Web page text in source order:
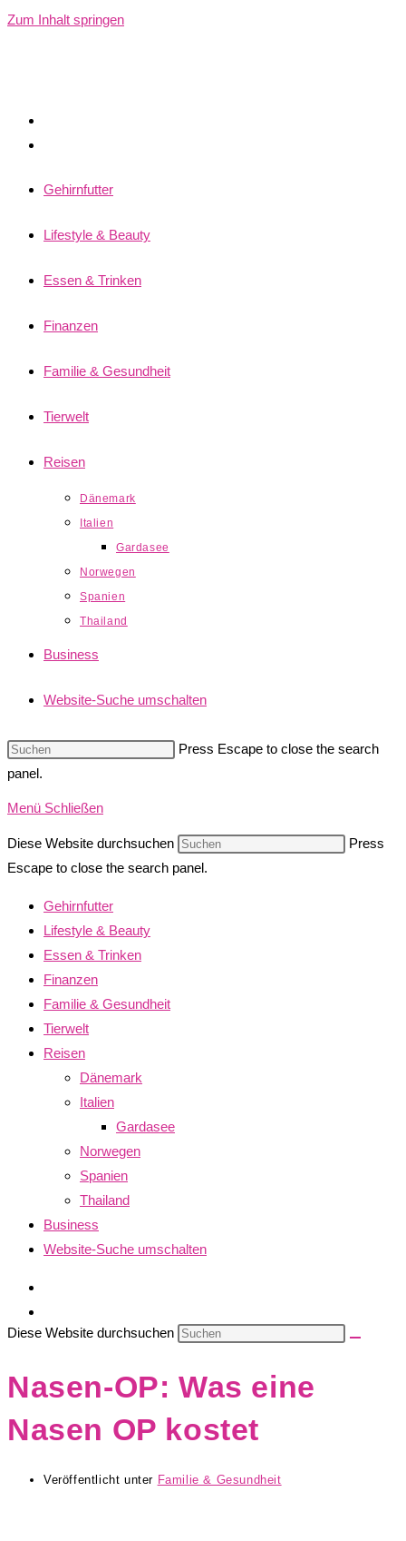
Zum Inhalt springen
Gehirnfutter
Lifestyle & Beauty
Essen & Trinken
Finanzen
Familie & Gesundheit
Tierwelt
Reisen
Dänemark
Italien
Gardasee
Norwegen
Spanien
Thailand
Business
Website-Suche umschalten
Press Escape to close the search
panel.
Menü Schließen
Diese Website durchsuchen
Press
Escape to close the search panel.
Gehirnfutter
Lifestyle & Beauty
Essen & Trinken
Finanzen
Familie & Gesundheit
Tierwelt
Reisen
Dänemark
Italien
Gardasee
Norwegen
Spanien
Thailand
Business
Website-Suche umschalten
Diese Website durchsuchen
Nasen-OP: Was eine
Nasen OP kostet
Veröffentlicht unter Familie & Gesundheit